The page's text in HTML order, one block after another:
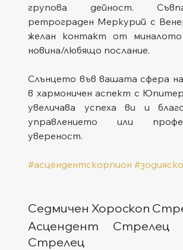
групова дейност.
ретрограден Меркурий с
желан контакт от
новина/любящо послание.
Слънцето във вашата сфера
в хармоничен аспект с
увеличава успеха ви и
управлението или
увереност.
#асцендентскорпион
Седмичен Хороскоп
Асцендент Стрелец
Стрелец